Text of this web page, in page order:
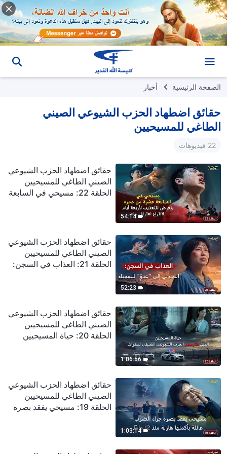
الصفحة الرئيسية أخبار
حقائق اضطهاد الحزب الشيوعي الصيني
الطاغي للمسيحيين
22 فيديوهات
54:14
حقائق اضطهاد الحزب الشيوعي
الصيني الطاغي للمسيحيين
الحلقة 22: مسيحي في السابعة
52:23
حقائق اضطهاد الحزب الشيوعي
الصيني الطاغي للمسيحيين
الحلقة 21: العذاب في السجن:
1:06:56
حقائق اضطهاد الحزب الشيوعي
الصيني الطاغي للمسيحيين
الحلقة 20: حياة المسيحيين
1:03:14
حقائق اضطهاد الحزب الشيوعي
الصيني الطاغي للمسيحيين
الحلقة 19: مسيحي يفقد بصره